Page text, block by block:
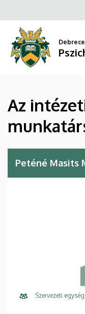
intézeti
munkatársai
Intézet
a
tartalomra
Az
Peténé Masits
Szervezeti egység